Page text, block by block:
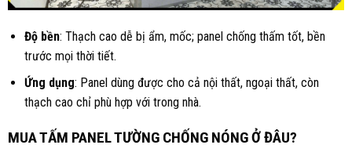
Độ bền: Thạch cao dễ bị ẩm, mốc; panel chống thấm tốt, bền
trước mọi thời tiết.
Ứng dụng: Panel dùng được cho cả nội thất, ngoại thất, còn
thạch cao chỉ phù hợp với trong nhà.
MUA TẤM PANEL TƯỜNG CHỐNG NÓNG Ở ĐÂU?